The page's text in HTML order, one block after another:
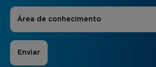
Áreas de Interesse
Área de conhecimento